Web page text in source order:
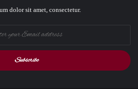
dolor sit amet, consectetur.